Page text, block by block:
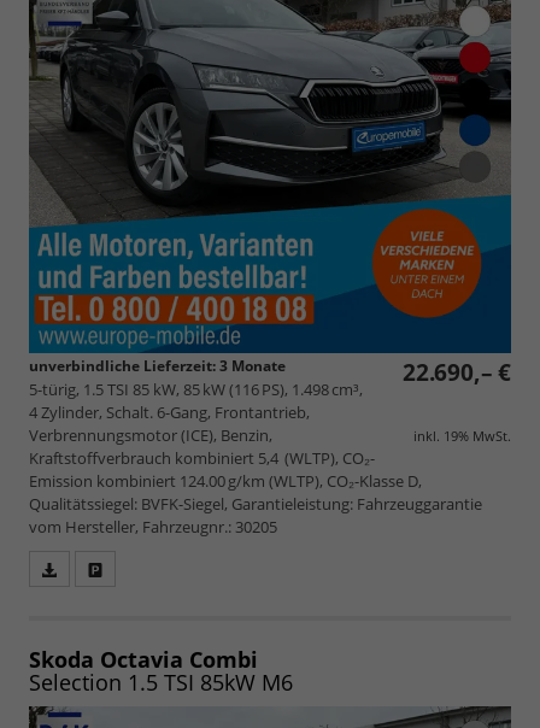
22.690,– €
inkl. 19% MwSt.
unverbindliche Lieferzeit:3 Monate
5-türig, 1.5 TSI 85 kW, 85 kW (116 PS), 1.498 cm³,
4 Zylinder, Schalt. 6-Gang, Frontantrieb,
Verbrennungsmotor (ICE), Benzin,
Kraftstoffverbrauch kombiniert 5,4 (WLTP), CO₂-
Emission kombiniert 124.00 g/km (WLTP), CO₂-Klasse D,
Qualitätssiegel: BVFK-Siegel, Garantieleistung: Fahrzeuggarantie
vom Hersteller, Fahrzeugnr.: 30205
speichern/drucken
Skoda Octavia Combi
Selection 1.5 TSI 85kW M6